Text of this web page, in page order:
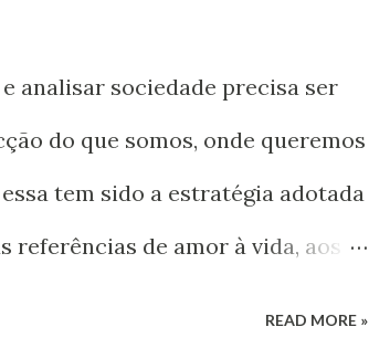
analisar sociedade precisa ser
do que somos, onde queremos
tem sido a estratégia adotada
referências de amor à vida, aos
READ MORE »